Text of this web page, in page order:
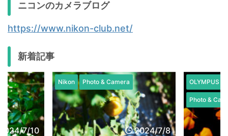
ニコンのカメラブログ
https://www.nikon-club.net/
新着記事
7/10
Nikon Photo & Camera
2024/7/8
OLYMPUS /
Photo &